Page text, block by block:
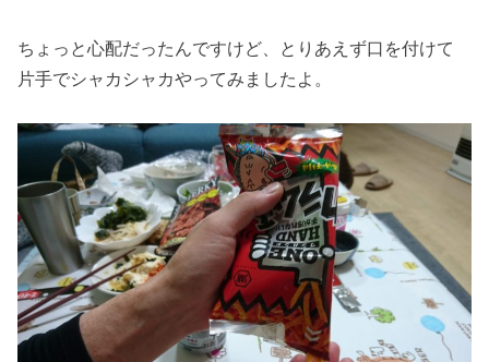
ちょっと心配だったんですけど、とりあえず口を付けて
片手でシャカシャカやってみましたよ。